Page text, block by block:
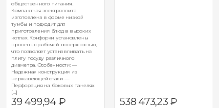
общественного питания.
Компактная электроплита
изготовлена в форме низкой
тумбы и подходит для
приготовления блюд в высоких
котлах. Конфорки установлены
вровень с рабочей поверхностью,
что позволяет устанавливать на
плиту посуду различного
диаметра. Особенности: —
Надежная конструкция из
нержавеющей стали —
Перфорация на боковых панелях
[…]
39 499,94 ₽ 538 473,23₽